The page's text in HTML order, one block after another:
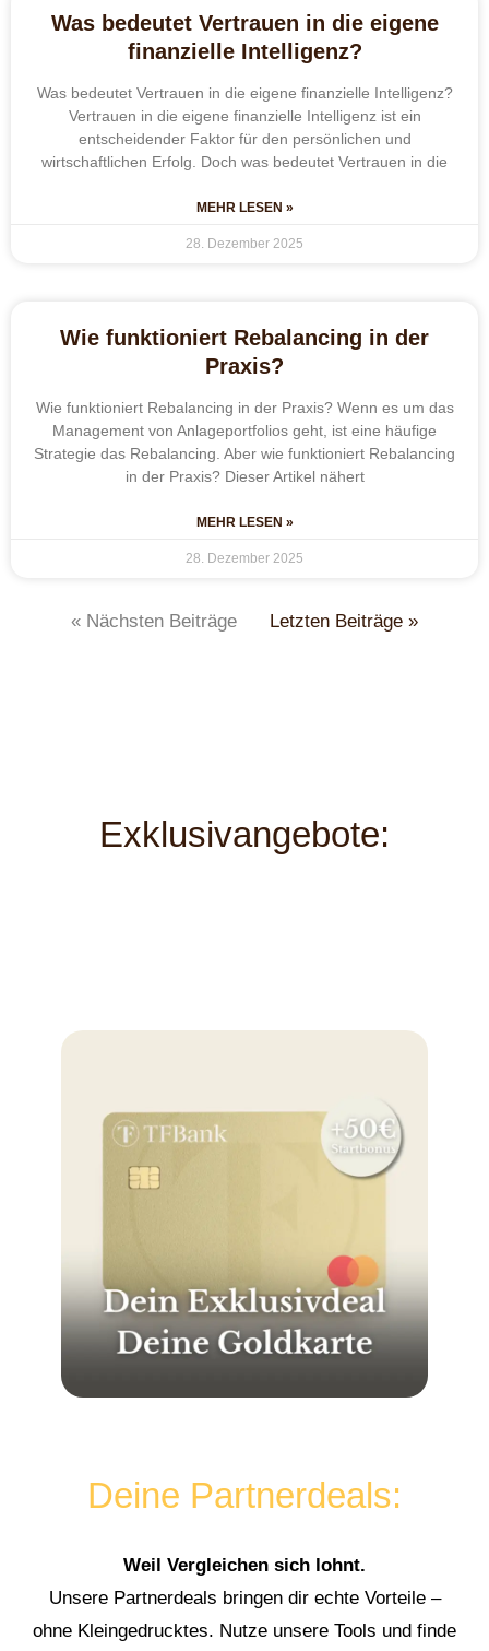
Was bedeutet Vertrauen in die eigene
finanzielle Intelligenz?
Was bedeutet Vertrauen in die eigene finanzielle Intelligenz?
Vertrauen in die eigene finanzielle Intelligenz ist ein
entscheidender Faktor für den persönlichen und
wirtschaftlichen Erfolg. Doch was bedeutet Vertrauen in die
MEHR LESEN »
28. Dezember 2025
Wie funktioniert Rebalancing in der
Praxis?
Wie funktioniert Rebalancing in der Praxis? Wenn es um das
Management von Anlageportfolios geht, ist eine häufige
Strategie das Rebalancing. Aber wie funktioniert Rebalancing
in der Praxis? Dieser Artikel nähert
MEHR LESEN »
28. Dezember 2025
« Nächsten Beiträge Letzten Beiträge »
Exklusivangebote:
Deine Partnerdeals:
Weil Vergleichen sich lohnt.
Unsere Partnerdeals bringen dir echte Vorteile –
ohne Kleingedrucktes. Nutze unsere Tools und finde